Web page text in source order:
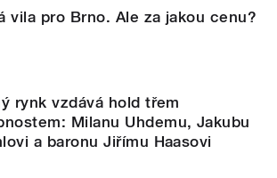
vila pro Brno. Ale za jakou cenu?
rynk vzdává hold třem
Milanu Uhdemu, Jakubu
a baronu Jiřímu Haasovi